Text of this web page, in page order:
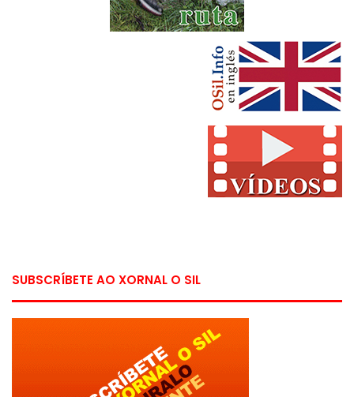
SUBSCRÍBETE AO XORNAL O SIL